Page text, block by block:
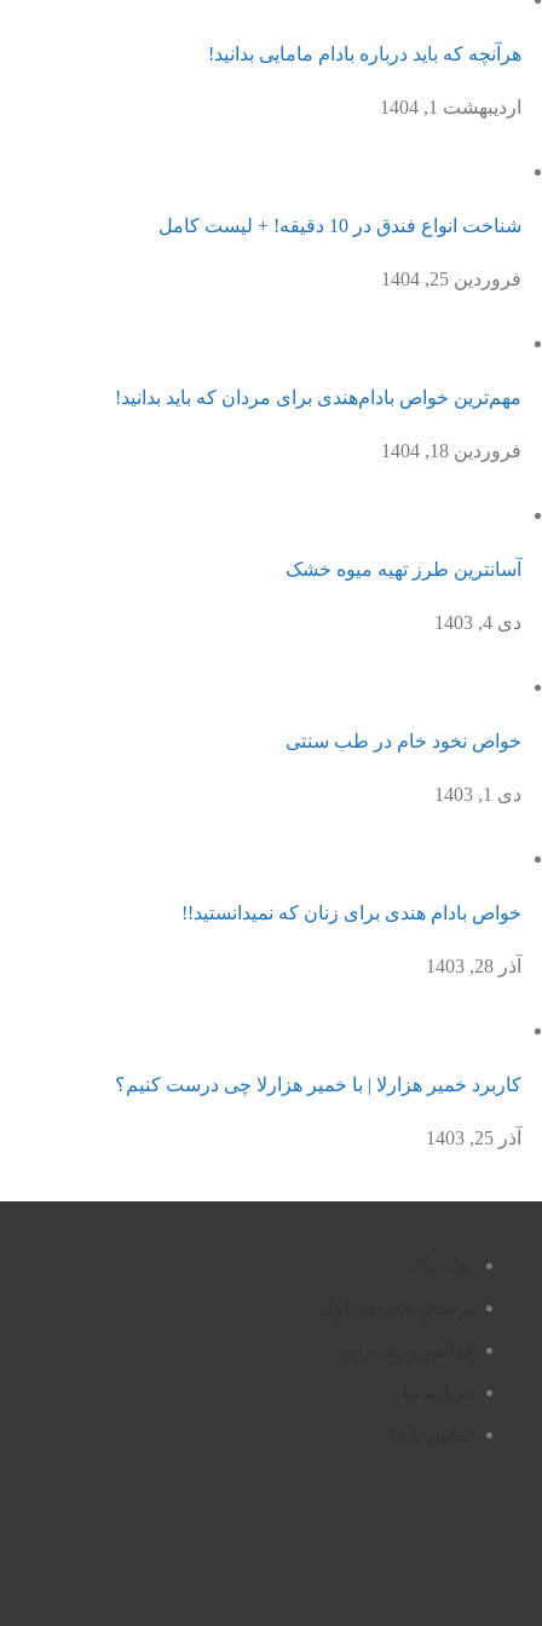
هرآنچه که باید درباره بادام مامایی بدانید!
اردیبهشت 1, 1404
شناخت انواع فندق در 10 دقیقه! + لیست کامل
فروردین 25, 1404
مهم‌ترین خواص بادام‌هندی برای مردان که باید بدانید!
فروردین 18, 1404
آسانترین طرز تهیه میوه خشک
دی 4, 1403
خواص نخود خام در طب سنتی
دی 1, 1403
خواص بادام هندی برای زنان که نمیدانستید!!
آذر 28, 1403
کاربرد خمیر هزارلا | با خمیر هزارلا چی درست کنیم؟
آذر 25, 1403